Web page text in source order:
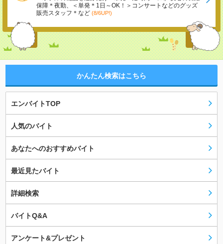
保障＊夜勤、＜単発＊1日～OK！＞コンサートなどのグッズ
販売スタッフ＊など (8/6UP!)
かんたん検索はこちら
エンバイトTOP
人気のバイト
あなたへのおすすめバイト
最近見たバイト
詳細検索
バイトQ&A
アンケート&プレゼント